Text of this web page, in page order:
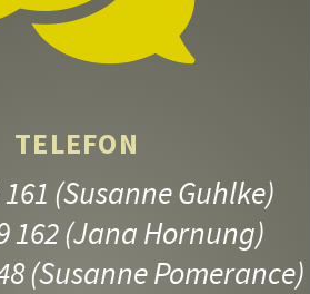
TELEFON
(Susanne Guhlke)
162(Jana Hornung)
(Susanne Pomerance)